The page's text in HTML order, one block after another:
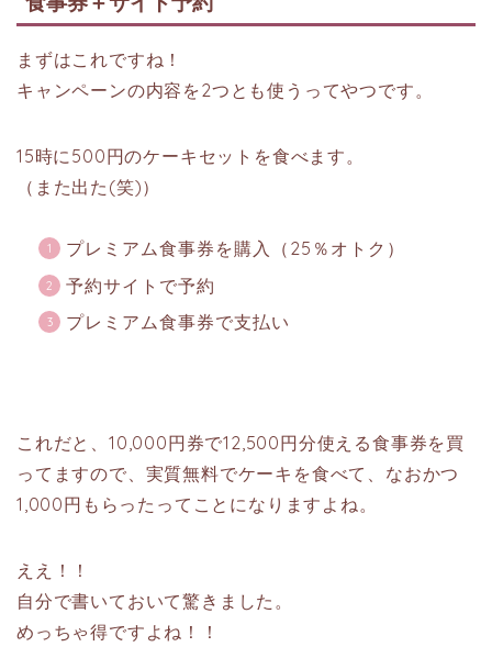
まずはこれですね！
キャンペーンの内容を2つとも使うってやつです。
15時に500円のケーキセットを食べます。
（また出た(笑)）
プレミアム食事券を購入（25％オトク）
予約サイトで予約
プレミアム食事券で支払い
これだと、10,000円券で12,500円分使える食事券を買
ってますので、実質無料でケーキを食べて、なおかつ
1,000円もらったってことになりますよね。
ええ！！
自分で書いておいて驚きました。
めっちゃ得ですよね！！